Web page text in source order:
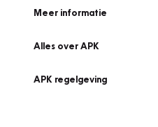
Meer informatie
Alles over APK
APK regelgeving